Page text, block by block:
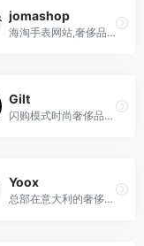
jomashop
海淘手表网站,奢侈品的零售和批发贸易，如手表、精美书写工具、手提包、时尚配饰、水晶和礼
Gilt
闪购模式时尚奢侈品折扣网站
Yoox
总部在意大利的奢侈品折扣电商，商品库中包含1000多个品牌